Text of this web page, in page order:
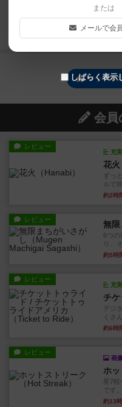
受け渡しをう
かを推測でき
マッドネ
会員
レビュー
充実
花火
ずっ
ルで
約2時
レビュー 無限
6つの
り、
約5時
レビュー
充実
デジ
くさ
約6時
レビュー
画
ホ
星7軽
です
約13
または
メールで会
しばらく表示